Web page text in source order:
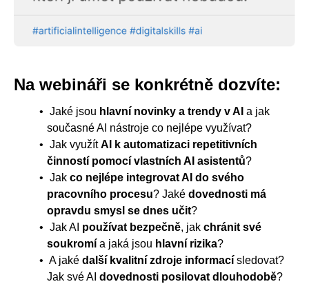
Na webináři se konkrétně dozvíte:
Jaké jsou hlavní novinky a trendy v AI a jak
současné AI nástroje co nejlépe využívat?
Jak využítAI k automatizaci repetitivních
činností pomocí vlastních AI asistentů?
Jak co nejlépe integrovat AI do svého
pracovního procesu? Jaké dovednosti má
opravdu smysl se dnes učit?
Jak AI používat bezpečně, jak chránit své
soukromí a jaká jsou hlavní rizika?
A jaké další kvalitní zdroje informacísledovat?
Jak své AI dovednosti posilovat dlouhodobě?